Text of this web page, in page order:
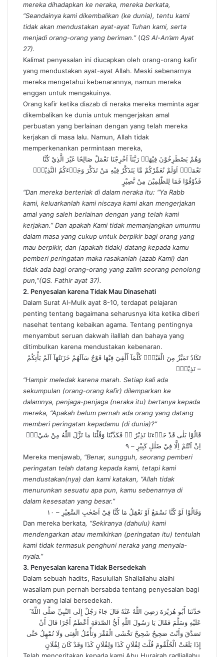
mereka dihadapkan ke neraka, mereka berkata,
“Seandainya kami dikembalikan (ke dunia), tentu kami
tidak akan mendustakan ayat-ayat Tuhan kami, serta
menjadi orang-orang yang beriman.”(QS Al-An’am Ayat
27).
Kalimat penyesalan ini diucapkan oleh orang-orang kafir
yang mendustakan ayat-ayat Allah. Meski sebenarnya
mereka mengetahui kebenarannya, namun mereka
enggan untuk mengakuinya.
Orang kafir ketika diazab di neraka mereka meminta agar
dikembalikan ke dunia untuk mengerjakan amal
perbuatan yang berlainan dengan yang telah mereka
kerjakan di masa lalu. Namun, Allah tidak
memperkenankan permintaan mereka,
وَهُمْ يَصْطَرِخُوْنَ فِيْهَاۚ رَبَّنَآ اَخْرِجْنَا نَعْمَلْ صَالِحًا غَيْرَ الَّذِيْ كُنَّا
نَعْمَلُۗ اَوَلَمْ نُعَمِّرْكُمْ مَّا يَتَذَكَّرُ فِيْهِ مَنْ تَذَكَّرَ وَجَاۤءَكُمُ النَّذِيْرُۗ
فَذُوْقُوْا فَمَا لِلظّٰلِمِيْنَ مِنْ نَّصِيْرٍ
“Dan mereka berteriak di dalam neraka itu: “Ya Rabb
kami, keluarkanlah kami niscaya kami akan mengerjakan
amal yang saleh berlainan dengan yang telah kami
kerjakan.” Dan apakah Kami tidak memanjangkan umurmu
dalam masa yang cukup untuk berpikir bagi orang yang
mau berpikir, dan (apakah tidak) datang kepada kamu
pemberi peringatan maka rasakanlah (azab Kami) dan
tidak ada bagi orang-orang yang zalim seorang penolong
pun,”(QS. Fathir ayat 37).
2. Penyesalan karena Tidak Mau Dinasehati
Dalam Surat Al-Mulk ayat 8-10, terdapat pelajaran
penting tentang bagaimana seharusnya kita ketika diberi
nasehat tentang kebaikan agama. Tentang pentingnya
menyambut seruan dakwah ilalllah dan bahaya yang
ditimbulkan karena mendustakan kebenaran.
تَكَادُ تَمَيَّزُ مِنَ الْغَيْظِۗ كُلَّمَآ اُلْقِيَ فِيْهَا فَوْجٌ سَاَلَهُمْ خَزَنَتُهَآ اَلَمْ يَأْتِكُمْ
نَذِيْرٌۙ –
“Hampir meledak karena marah. Setiap kali ada
sekumpulan (orang-orang kafir) dilemparkan ke
dalamnya, penjaga-penjaga (neraka itu) bertanya kepada
mereka, “Apakah belum pernah ada orang yang datang
memberi peringatan kepadamu (di dunia)?”
قَالُوْا بَلٰى قَدْ جَاۤءَنَا نَذِيْرٌ ەۙ فَكَذَّبْنَا وَقُلْنَا مَا نَزَّلَ اللّٰهُ مِنْ شَيْءٍۖ
اِنْ اَنْتُمْ اِلَّا فِيْ ضَلٰلٍ كَبِيْرٍ – ٩
Mereka menjawab, “Benar, sungguh, seorang pemberi
peringatan telah datang kepada kami, tetapi kami
mendustakan(nya) dan kami katakan, “Allah tidak
menurunkan sesuatu apa pun, kamu sebenarnya di
dalam kesesatan yang besar.”
وَقَالُوْا لَوْ كُنَّا نَسْمَعُ اَوْ نَعْقِلُ مَا كُنَّا فِيْٓ اَصْحٰبِ السَّعِيْرِ – ١٠
Dan mereka berkata, “Sekiranya (dahulu) kami
mendengarkan atau memikirkan (peringatan itu) tentulah
kami tidak termasuk penghuni neraka yang menyala-
nyala.”
3. Penyesalan karena Tidak Bersedekah
Dalam sebuah hadits, Rasulullah Shallallahu alaihi
wasallam pun pernah bersabda tentang penyesalan bagi
orang yang lalai bersedekah.
َ حَدَّثَنَا أَبُو هُرَيْرَةَ رَضِيَ اللَّهُ عَنْهُ قَالَ جَاءَ رَجُلٌ إِلَى النَّبِيِّ صَلَّى اللَّهُ
عَلَيْهِ وَسَلَّمَ فَقَالَ يَا رَسُولَ اللَّهِ أَيُّ الصَّدَقَةِ أَعْظَمُ أَجْرًا قَالَ أَنْ
تَصَدَّقَ وَأَنْتَ صَحِيحٌ شَحِيحٌ تَخْشَى الْفَقْرَ وَتَأْمُلُ الْغِنَى وَلَا تُمْهِلُ حَتَّى
إِذَا بَلَغَتْ الْحُلْقُومَ قُلْتَ لِفُلَانٍ كَذَا وَلِفُلَانٍ كَذَا وَقَدْ كَانَ لِفُلَانٍ